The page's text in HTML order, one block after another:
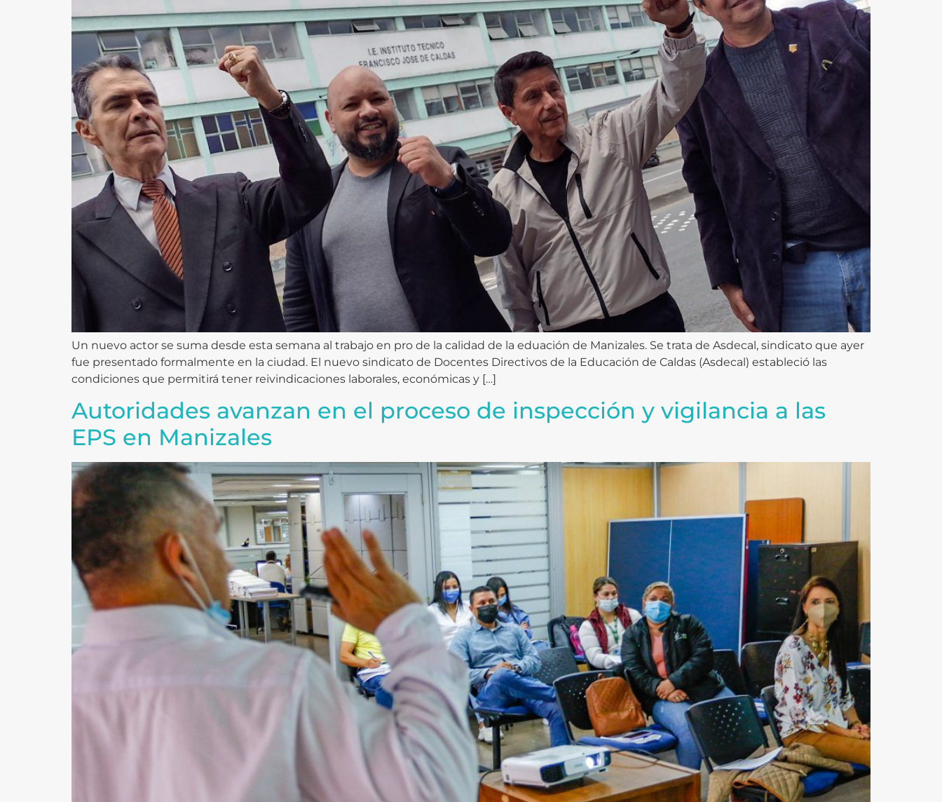
Un nuevo actor se suma desde esta semana al trabajo en pro de la calidad de la eduación de Manizales. Se trata de Asdecal, sindicato que ayer
fue presentado formalmente en la ciudad. El nuevo sindicato de Docentes Directivos de la Educación de Caldas (Asdecal) estableció las
condiciones que permitirá tener reivindicaciones laborales, económicas y […]
Autoridades avanzan en el proceso de inspección y vigilancia a las
EPS en Manizales